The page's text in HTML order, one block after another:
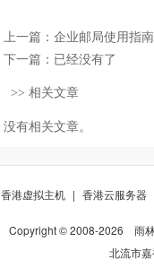
上一篇： 企业邮局使用指
下一篇：已经没有了
>> 相关文章
没有相关文章。
香港虚拟主机 | 香港云服务器
Copyright © 2008-2026
雨
北流市